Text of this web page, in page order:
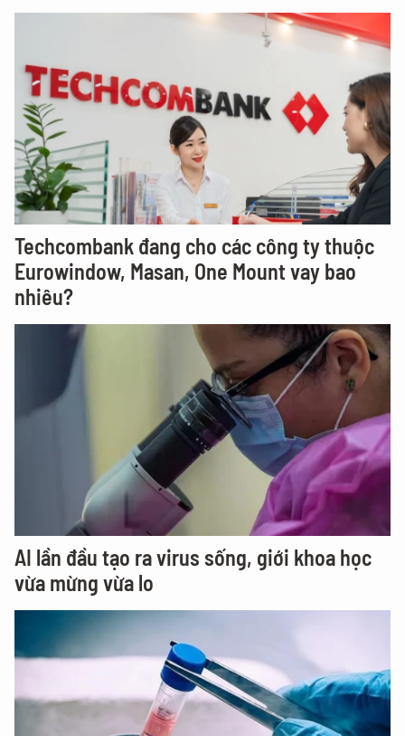
Techcombank đang cho các công ty thuộc
Eurowindow, Masan, One Mount vay bao
nhiêu?
AI lần đầu tạo ra virus sống, giới khoa học
vừa mừng vừa lo